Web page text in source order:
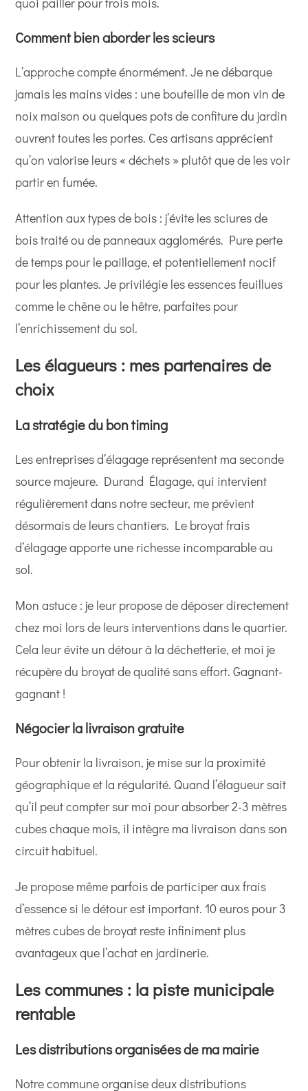
Comment bien aborder les scieurs
L’approche compte énormément. Je ne débarque
jamais les mains vides : une bouteille de mon vin de
noix maison ou quelques pots de confiture du jardin
ouvrent toutes les portes. Ces artisans apprécient
qu’on valorise leurs « déchets » plutôt que de les voir
partir en fumée.
Attention aux types de bois : j’évite les sciures de
bois traité ou de panneaux agglomérés. Pure perte
de temps pour le paillage, et potentiellement nocif
pour les plantes. Je privilégie les essences feuillues
comme le chêne ou le hêtre, parfaites pour
l’enrichissement du sol.
Les élagueurs : mes partenaires de
choix
La stratégie du bon timing
Les entreprises d’élagage représentent ma seconde
source majeure. Durand Élagage, qui intervient
régulièrement dans notre secteur, me prévient
désormais de leurs chantiers. Le broyat frais
d’élagage apporte une richesse incomparable au
sol.
Mon astuce : je leur propose de déposer directement
chez moi lors de leurs interventions dans le quartier.
Cela leur évite un détour à la déchetterie, et moi je
récupère du broyat de qualité sans effort. Gagnant-
gagnant !
Négocier la livraison gratuite
Pour obtenir la livraison, je mise sur la proximité
géographique et la régularité. Quand l’élagueur sait
qu’il peut compter sur moi pour absorber 2-3 mètres
cubes chaque mois, il intègre ma livraison dans son
circuit habituel.
Je propose même parfois de participer aux frais
d’essence si le détour est important. 10 euros pour 3
mètres cubes de broyat reste infiniment plus
avantageux que l’achat en jardinerie.
Les communes : la piste municipale
rentable
Les distributions organisées de ma mairie
Notre commune organise deux distributions